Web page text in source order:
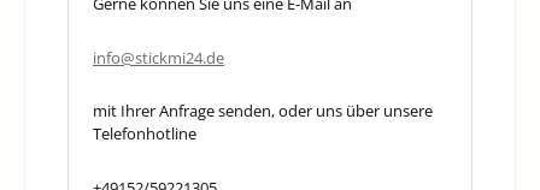
info@stickmi24.de
mit Ihrer Anfrage senden, oder uns über unsere
Telefonhotline